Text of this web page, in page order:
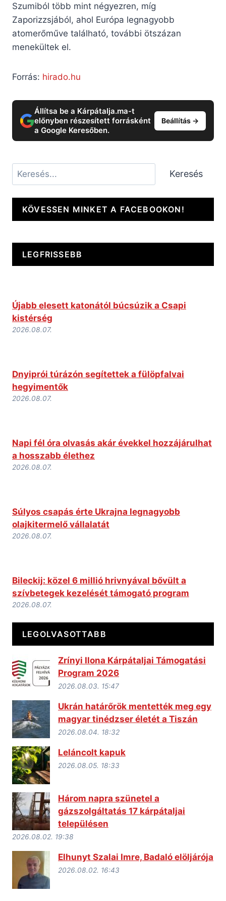
Szumiból több mint négyezren, míg
Zaporizzsjából, ahol Európa legnagyobb
atomerőműve található, további ötszázan
menekültek el.
Forrás: hirado.hu
Állítsa be a Kárpátalja.ma-t
előnyben részesített forrásként
a Google Keresőben.
Beállítás →
Keresés Keresés
KÖVESSEN MINKET A FACEBOOKON!
LEGFRISSEBB
Újabb elesett katonától búcsúzik a Csapi
kistérség
2026.08.07.
Dnyiprói túrázón segítettek a fülöpfalvai
hegyimentők
2026.08.07.
Napi fél óra olvasás akár évekkel hozzájárulhat
a hosszabb élethez
2026.08.07.
Súlyos csapás érte Ukrajna legnagyobb
olajkitermelő vállalatát
2026.08.07.
Bileckij: közel 6 millió hrivnyával bővült a
szívbetegek kezelését támogató program
2026.08.07.
LEGOLVASOTTABB
Zrínyi Ilona Kárpátaljai Támogatási
Program 2026
2026.08.03. 15:47
Ukrán határőrök mentették meg egy
magyar tinédzser életét a Tiszán
2026.08.04. 18:32
Leláncolt kapuk
2026.08.05. 18:33
Három napra szünetel a
gázszolgáltatás 17 kárpátaljai
településen
2026.08.02. 19:38
Elhunyt Szalai Imre, Badaló elöljárója
2026.08.02. 16:43